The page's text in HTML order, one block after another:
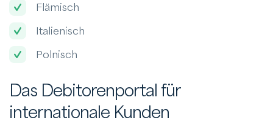
Flämisch
Italienisch
Polnisch
Das Debitorenportal für
internationale Kunden